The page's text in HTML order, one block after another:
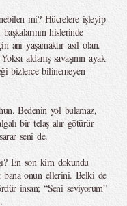
mi? Hücrelere işleyip
hislerinde
anı yaşamaktır asıl olan.
aldanış savaşının ayak
bizlerce bilinemeyen
Bedenin yol bulamaz,
bir telaş alır götürür
seni de.
En son kim dokundu
bana onun ellerini. Belki de
insan; “Seni seviyorum”